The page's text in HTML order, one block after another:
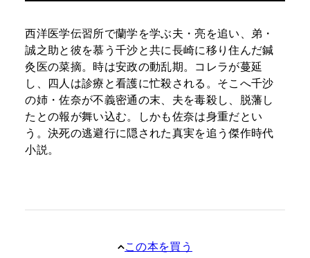
西洋医学伝習所で蘭学を学ぶ夫・亮を追い、弟・
誠之助と彼を慕う千沙と共に長崎に移り住んだ鍼
灸医の菜摘。時は安政の動乱期。コレラが蔓延
し、四人は診療と看護に忙殺される。そこへ千沙
の姉・佐奈が不義密通の末、夫を毒殺し、脱藩し
たとの報が舞い込む。しかも佐奈は身重だとい
う。決死の逃避行に隠された真実を追う傑作時代
小説。
この本を買う